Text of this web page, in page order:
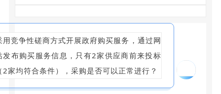
用竞争性磋商方式开展政府购买服务，通过网
发布购买服务信息，只有2家供应商前来投标
2家均符合条件），采购是否可以正常进行？